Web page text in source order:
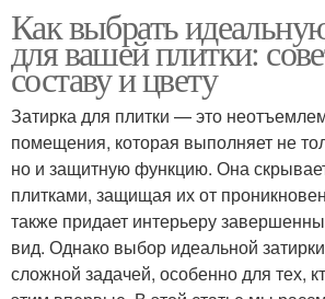
Как выбрать
для вашей плитки:
составу и цвету
Затирка для плитки — это
помещения, которая выполняет не
но и защитную функцию. Она
плитками, защищая их от
также придает интерьеру
вид. Однако выбор идеальной
сложной задачей, особенно для тех,